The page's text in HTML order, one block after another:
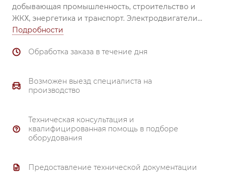
добывающая промышленность, строительство и
ЖКХ, энергетика и транспорт. Электродвигатели
незаменимы при использовании в вентиляторах,
смесителях, механизмах перемещения, затворах и
подшипник (все электродвигатели комплектуются
высоконадежными подшипниками ведущих
чугун.
Тройной контроль качества.
Материал обмотки - 99.7% медь.
Подробности
Обработка заказа в течение дня
Возможен выезд специалиста на
производство
Техническая консультация и
квалифицированная помощь в подборе
оборудования
Предоставление технической документации